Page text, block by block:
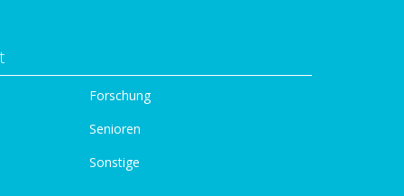
Forschung
Senioren
Sonstige